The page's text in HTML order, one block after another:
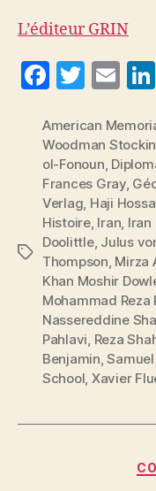
L’éditeur GRIN
F
c
e
b
o
o
k
T
itt
er
E
ai
l
Étiquettes
American
Woodman
ol-Fonoun
Frances Gray,
Verlag Haji
Histoire, Iran Iran
Doolittle, Julus
Thompson Mirza
Khan Moshir
Mohammad Reza
Nassereddine
Pahlavi Reza
Benjamin ,
School Xavier